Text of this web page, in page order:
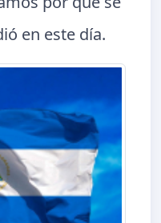
en este día.